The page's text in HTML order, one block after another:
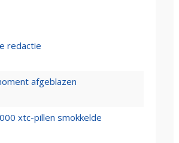
redactie
afgeblazen
xtc-pillen smokkelde